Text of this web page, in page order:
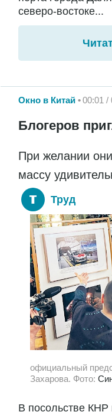
северо-востоке...
Окно в Китай 00:01 /
Блогеров
При желании
массу
Труд
официальный
Захарова. Фото:
В посольстве КНР